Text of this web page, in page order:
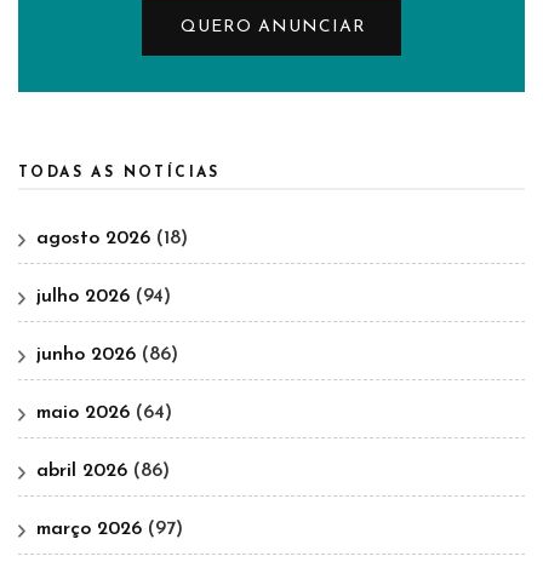
QUERO ANUNCIAR
TODAS AS NOTÍCIAS
agosto 2026 (18)
julho 2026 (94)
junho 2026 (86)
maio 2026 (64)
abril 2026 (86)
março 2026 (97)